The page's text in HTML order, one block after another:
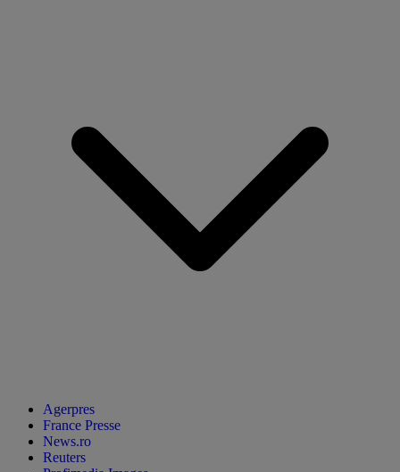
Agerpres
France Presse
News.ro
Reuters